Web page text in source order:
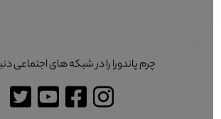
چرم پاندورا را در شبکه های اجتماعی